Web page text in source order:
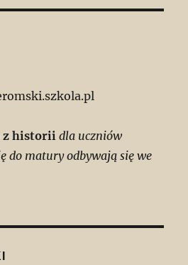
z historii dla uczniów
do matury odbywają się we